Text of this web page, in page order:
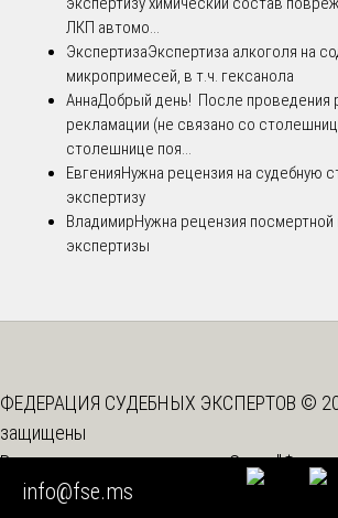
ЛКП автомо...
ЭкспертизаЭкспертиза алкоголя на
микропримесей, в т.ч. гексанола
АннаДобрый день! После проведения
рекламации (не связано со
столешнице поя...
ЕвгенияНужна рецензия на судебную
экспертизу
ВладимирНужна рецензия посмертной
экспертизы
ФЕДЕРАЦИЯ СУДЕБНЫХ ЭКСПЕРТОВ ©
защищены
Вышестоящая организация -Союз
Экспертов"
info@fse.ms